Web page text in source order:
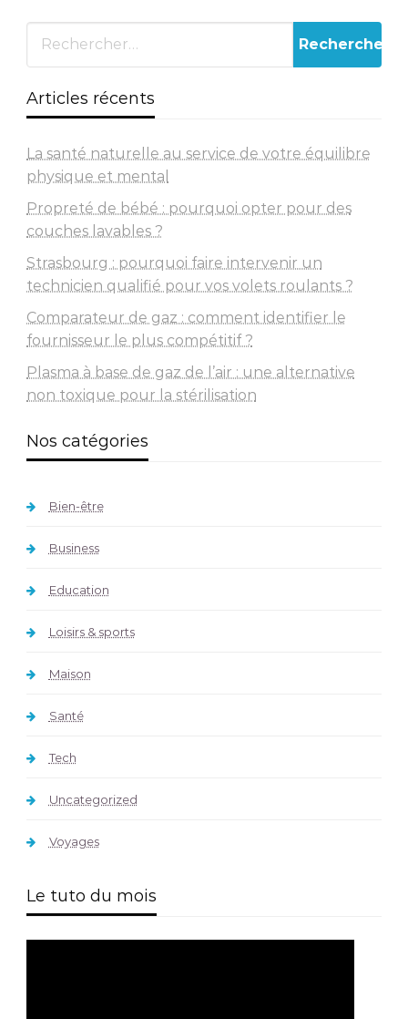
Articles récents
La santé naturelle au service de votre équilibre
physique et mental
Propreté de bébé : pourquoi opter pour des
couches lavables ?
Strasbourg : pourquoi faire intervenir un
technicien qualifié pour vos volets roulants ?
Comparateur de gaz : comment identifier le
fournisseur le plus compétitif ?
Plasma à base de gaz de l’air : une alternative
non toxique pour la stérilisation
Nos catégories
Bien-être
Business
Education
Loisirs & sports
Maison
Santé
Tech
Uncategorized
Voyages
Le tuto du mois